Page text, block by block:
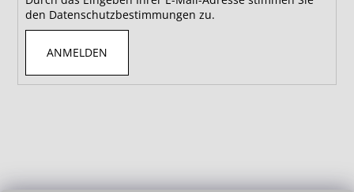
den Datenschutzbestimmungen zu.
ANMELDEN